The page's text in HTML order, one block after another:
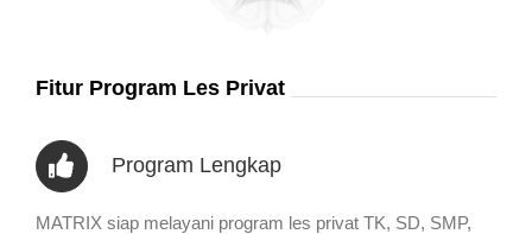
Fitur Program Les Privat
Program Lengkap
MATRIX siap melayani program les privat TK, SD, SMP,